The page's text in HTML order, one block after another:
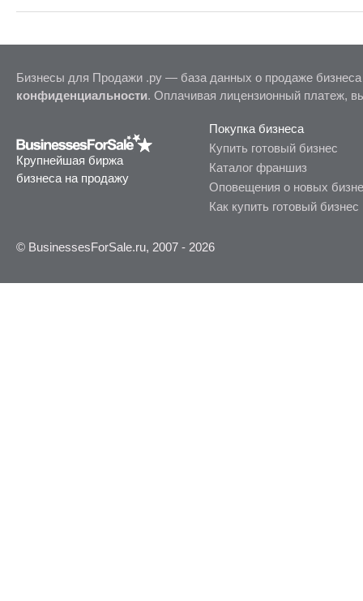
Бизнесы для Продажи .ру — база данных о продаже
конфиденциальности. Оплачивая лицензионный платеж,
Крупнейшая биржа
бизнеса на продажу
Покупка бизнеса
Купить готовый бизнес
Каталог франшиз
Оповещения о новых
Как купить готовый бизнес
© BusinessesForSale.ru, 2007 - 2026